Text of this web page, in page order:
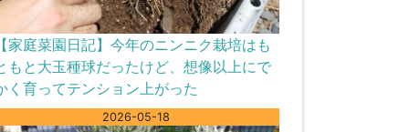
家庭菜園日記】今年のニンニク栽培はも
もと大玉種球だったけど、想像以上にで
く育ってテンション上がった
2026-05-18